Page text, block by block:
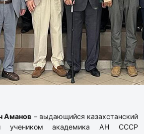
Аманов – выдающийся казахстанский
учеником академика АН СССР